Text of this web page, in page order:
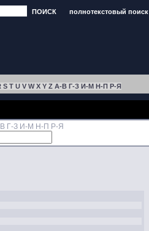
ПОИСК полнотекстовый поиск
S T U V W X Y Z А-В Г-З И-М Н-П Р-Я
Г-З И-М Н-П Р-Я